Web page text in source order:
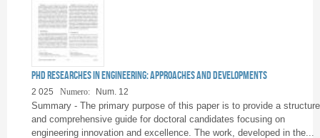
PhD researches in engineering: approaches and developments
2 025 Numero: Num. 12
Summary - The primary purpose of this paper is to provide a
and comprehensive guide for doctoral candidates focusing on
engineering innovation and excellence. The work, developed in the...